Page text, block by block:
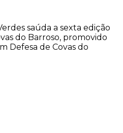
saúda a sexta edição
do Barroso, promovido
Defesa de Covas do